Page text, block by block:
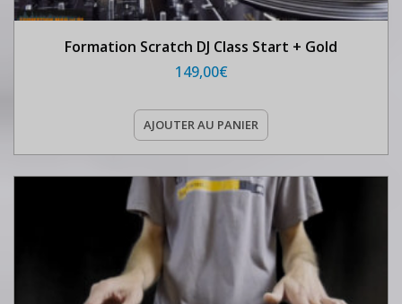
Formation Scratch DJ Class Start + Gold
149,00€
AJOUTER AU PANIER